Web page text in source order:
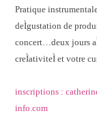
Pratique
deÌgustation de
concert…deux jours
creÌativiteÌ et votre
inscriptions :
info.com